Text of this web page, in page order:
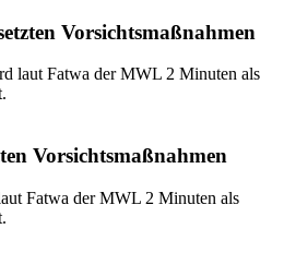
Vorsichtsmaßnahmen
laut Fatwa der MWL 2 Minuten als
Vorsichtsmaßnahmen
Fatwa der MWL 2 Minuten als